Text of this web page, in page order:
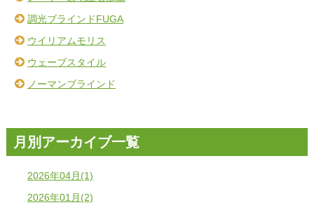
調光ブラインドFUGA
ウイリアムモリス
ウェーブスタイル
ノーマンブラインド
月別アーカイブ一覧
2026年04月(1)
2026年01月(2)